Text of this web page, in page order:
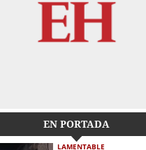
EN PORTADA
LAMENTABLE